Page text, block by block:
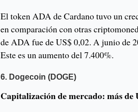
El token ADA de Cardano tuvo un
en comparación con otras
de ADA fue de US$ 0,02. A junio de
Este es un aumento del 7.400%.
6. Dogecoin (DOGE)
Capitalización de mercado: más de